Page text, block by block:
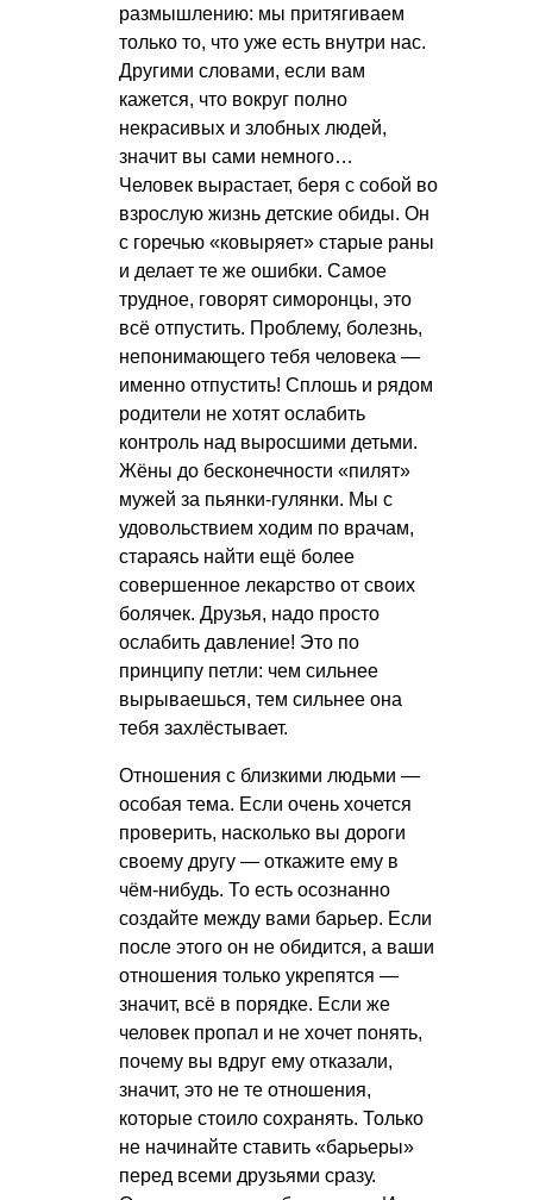
размышлению: мы притягиваем
только то, что уже есть внутри нас.
Другими словами, если вам
кажется, что вокруг полно
некрасивых и злобных людей,
значит вы сами немного…
Человек вырастает, беря с собой во
взрослую жизнь детские обиды. Он
с горечью «ковыряет» старые раны
и делает те же ошибки. Самое
трудное, говорят симоронцы, это
всё отпустить. Проблему, болезнь,
непонимающего тебя человека —
именно отпустить! Сплошь и рядом
родители не хотят ослабить
контроль над выросшими детьми.
Жёны до бесконечности «пилят»
мужей за пьянки-гулянки. Мы с
удовольствием ходим по врачам,
стараясь найти ещё более
совершенное лекарство от своих
болячек. Друзья, надо просто
ослабить давление! Это по
принципу петли: чем сильнее
вырываешься, тем сильнее она
тебя захлёстывает.
Отношения с близкими людьми —
особая тема. Если очень хочется
проверить, насколько вы дороги
своему другу — откажите ему в
чём-нибудь. То есть осознанно
создайте между вами барьер. Если
после этого он не обидится, а ваши
отношения только укрепятся —
значит, всё в порядке. Если же
человек пропал и не хочет понять,
почему вы вдруг ему отказали,
значит, это не те отношения,
которые стоило сохранять. Только
не начинайте ставить «барьеры»
перед всеми друзьями сразу.